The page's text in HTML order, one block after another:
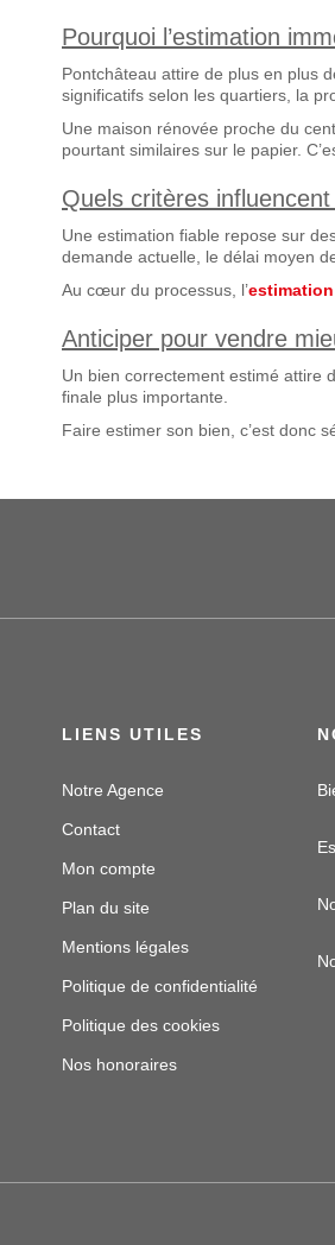
Pourquoi l’estimation
Pontchâteau attire de plus en plus
significatifs selon les quartiers, la
Une maison rénovée proche du
pourtant similaires sur le papier.
Quels critères
Une estimation fiable repose sur
demande actuelle, le délai moyen
Au cœur du processus, l’
Anticiper pour vendre
Un bien correctement estimé attire
finale plus importante.
Faire estimer son bien, c’est donc
LIENS UTILES
Notre Agence
Contact
Mon compte
Plan du site
Mentions légales
Politique de confidentialité
Politique des cookies
Nos honoraires